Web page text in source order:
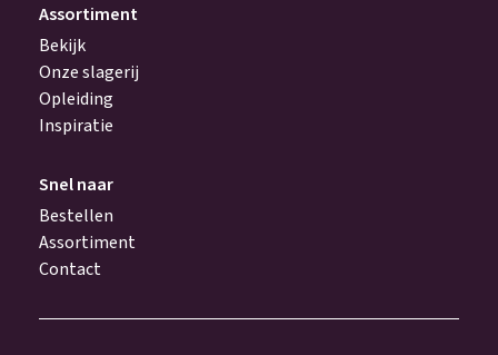
Assortiment
Bekijk
Onze slagerij
Opleiding
Inspiratie
Snel naar
Bestellen
Assortiment
Contact